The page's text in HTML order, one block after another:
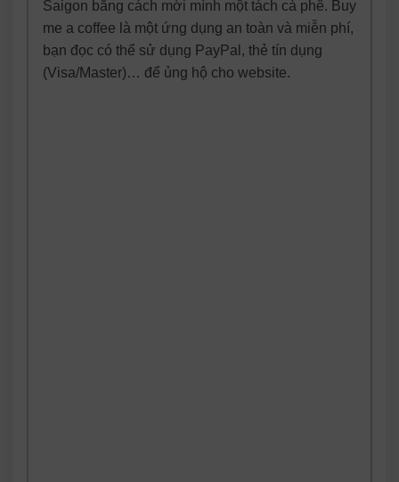
Saigon bằng cách mời mình một tách cà phê. Buy
me a coffee là một ứng dụng an toàn và miễn phí,
bạn đọc có thể sử dụng PayPal, thẻ tín dụng
(Visa/Master)… để ủng hộ cho website.